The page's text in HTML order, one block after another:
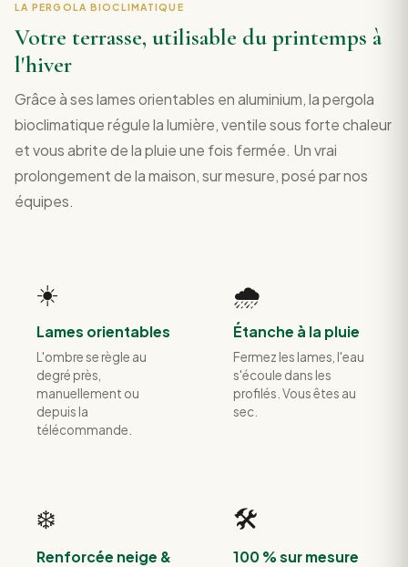
LA PERGOLA BIOCLIMATIQUE
Votre terrasse, utilisable du printemps à
l'hiver
Grâce à ses lames orientables en aluminium, la pergola
bioclimatique régule la lumière, ventile sous forte chaleur
et vous abrite de la pluie une fois fermée. Un vrai
prolongement de la maison, sur mesure, posé par nos
équipes.
☀️
Lames orientables
L'ombre se règle au
degré près,
manuellement ou
depuis la
télécommande.
🌧️
Étanche à la pluie
Fermez les lames, l'eau
s'écoule dans les
profilés. Vous êtes au
sec.
❄️
Renforcée neige &
🛠️
100 % sur mesure